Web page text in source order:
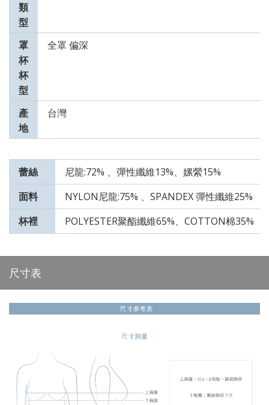
類
型
罩
杯
杯
型
全罩 偏深
產
地
台灣
蕾絲
尼龍:72% 、彈性纖維13%、嫘縈15%
面料
NYLON尼龍:75% 、SPANDEX 彈性纖維25%
杯裡
POLYESTER聚酯纖維65%、COTTON棉35%
尺寸表